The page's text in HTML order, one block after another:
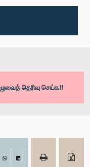
தெரிவு செய்க!!